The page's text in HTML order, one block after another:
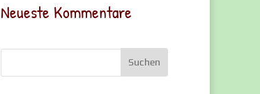
Neueste Kommentare